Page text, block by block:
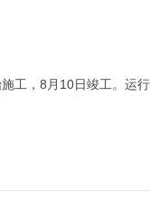
工，8月10日竣工。运